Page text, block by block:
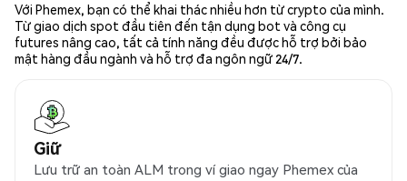
Với Phemex, bạn có thể khai thác nhiều hơn từ crypto của mình.
Từ giao dịch spot đầu tiên đến tận dụng bot và công cụ
futures nâng cao, tất cả tính năng đều được hỗ trợ bởi bảo
mật hàng đầu ngành và hỗ trợ đa ngôn ngữ 24/7.
Giữ
Lưu trữ an toàn ALM trong ví giao ngay Phemex của